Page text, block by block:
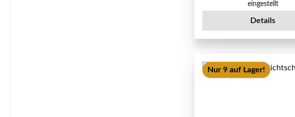
eingestellt
Details
Nur 9 auf Lager!